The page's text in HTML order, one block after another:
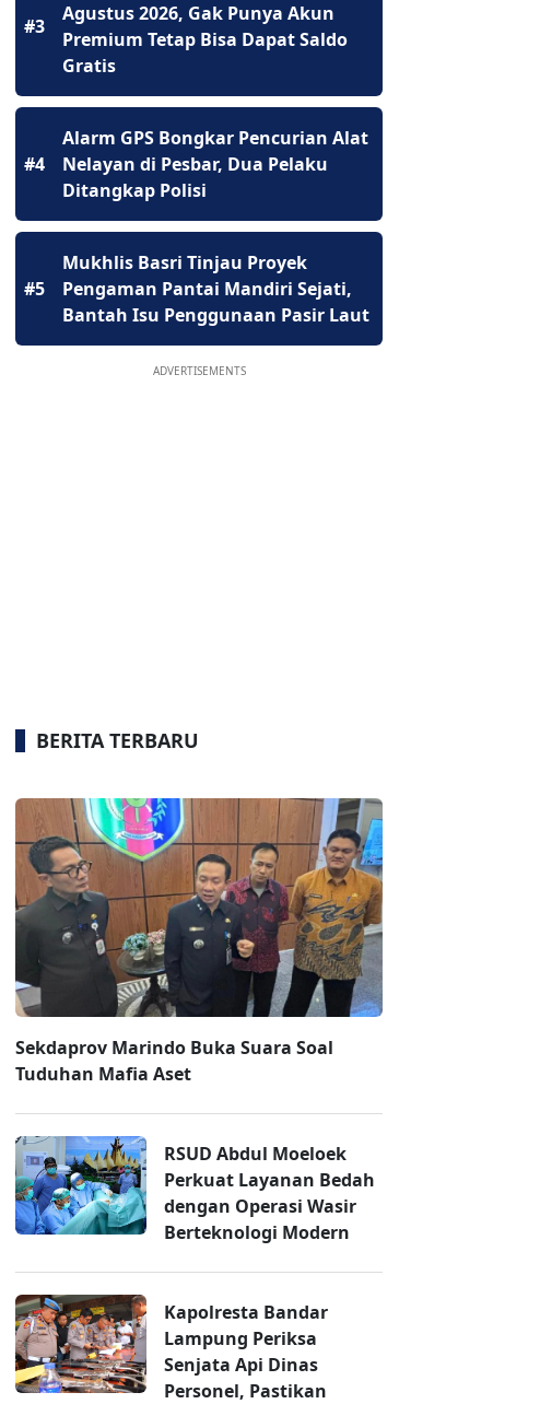
#3
Agustus 2026, Gak Punya Akun
Premium Tetap Bisa Dapat Saldo
Gratis
#4
Alarm GPS Bongkar Pencurian Alat
Nelayan di Pesbar, Dua Pelaku
Ditangkap Polisi
#5
Mukhlis Basri Tinjau Proyek
Pengaman Pantai Mandiri Sejati,
Bantah Isu Penggunaan Pasir Laut
ADVERTISEMENTS
BERITA TERBARU
Sekdaprov Marindo Buka Suara Soal
Tuduhan Mafia Aset
RSUD Abdul Moeloek
Perkuat Layanan Bedah
dengan Operasi Wasir
Berteknologi Modern
Kapolresta Bandar
Lampung Periksa
Senjata Api Dinas
Personel, Pastikan